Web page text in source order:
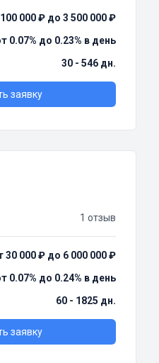
000 ₽ до 3 500 000 ₽
0.07% до 0.23% в день
30 - 546 дн.
заявку
1 отзыв
30 000 ₽ до 6 000 000 ₽
0.07% до 0.24% в день
60 - 1825 дн.
заявку